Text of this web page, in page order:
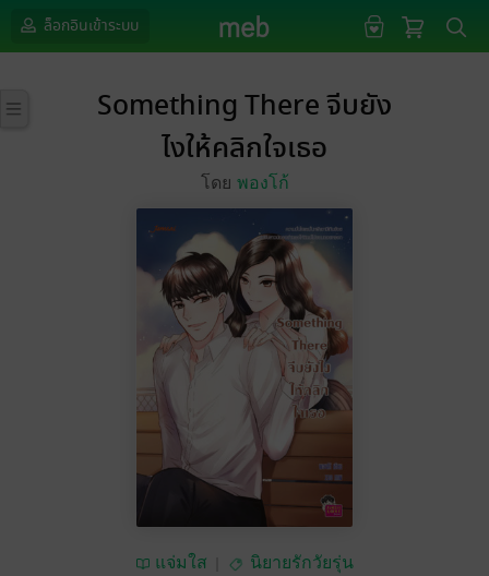
ล็อกอินเข้าระบบ
Something There จีบยัง
ไงให้คลิกใจเธอ
โดย พองโก้
แจ่มใส นิยายรักวัยรุ่น